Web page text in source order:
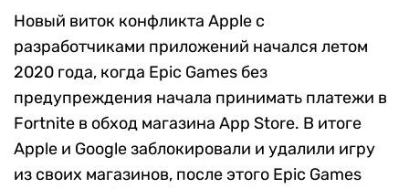
Новый виток конфликта Apple с
разработчиками приложений начался летом
2020 года, когда Epic Games без
предупреждения начала принимать платежи в
Fortnite в обход магазина App Store. В итоге
Apple и Google заблокировали и удалили игру
из своих магазинов, после этого Epic Games